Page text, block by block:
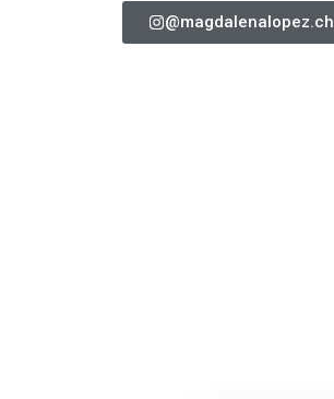
@magdalenalopez.ch